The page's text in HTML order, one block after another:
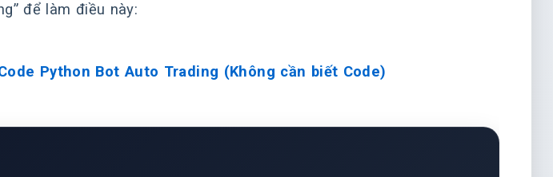
để làm điều này:
Python Bot Auto Trading (Không cần biết Code)